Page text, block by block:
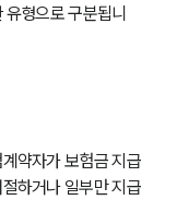
유형으로 구분됩니
약자가 보험금 지급
하거나 일부만 지급